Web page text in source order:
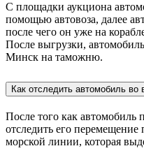
С площадки аукциона
помощью автовоза, далее
после чего он уже на
После выгрузки, автомобиль
Минск на таможню.
Как отследить автомобиль
После того как
отследить его перемещение
морской линии, которая